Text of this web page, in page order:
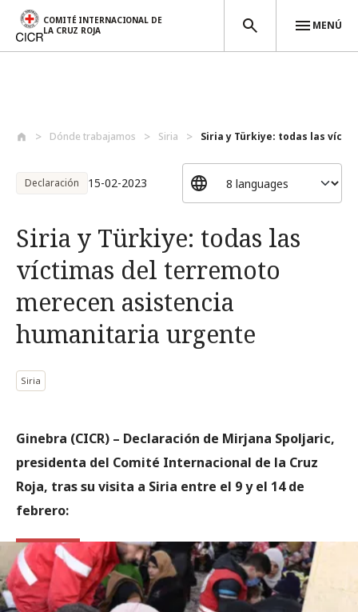
COMITÉ INTERNACIONAL DE
LA CRUZ ROJA
MENÚ
Dónde trabajamos Siria Siria y Türkiye: todas las
Declaración 15-02-2023
Siria y Türkiye: todas las
víctimas del terremoto
merecen asistencia
humanitaria urgente
Siria
Ginebra (CICR) – Declaración de Mirjana Spoljaric,
presidenta del Comité Internacional de la Cruz
Roja, tras su visita a Siria entre el 9 y el 14 de
febrero: